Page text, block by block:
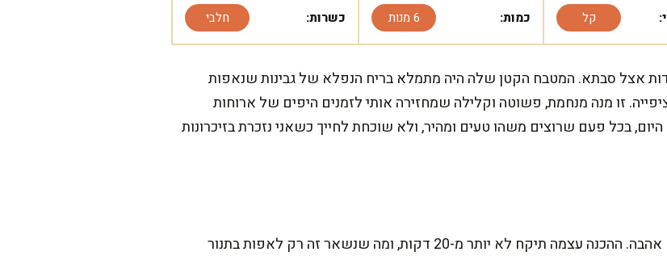
קל כמות: 6 מנות כשרות: חלבי
אצל סבתא. המטבח הקטן שלה היה מתמלא בריח הנפלא של גבינות שנאפות
זו מנה מנחמת, פשוטה וקלילה שמחזירה אותי לזמנים היפים של ארוחות
בכל פעם שרוצים משהו טעים ומהיר, ולא שוכחת לחייך כשאני נזכרת בזיכרונות
המתכון הזה דורש מינימום עבודה ומקסימום אהבה. ההכנה עצמה תיקח לא יותר מ-20 דקות, ומה שנשאר זה רק לאפות בתנור